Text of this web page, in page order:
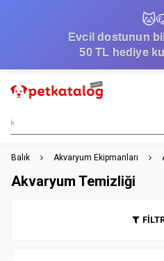
🐱
Evcil dostunun
50 TL hediye
Balık Akvaryum Ekipmanları
Akvaryum Temizliği